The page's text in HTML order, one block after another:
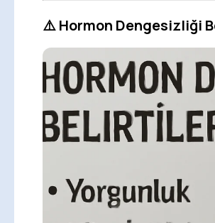
⚠️Hormon Dengesizliği